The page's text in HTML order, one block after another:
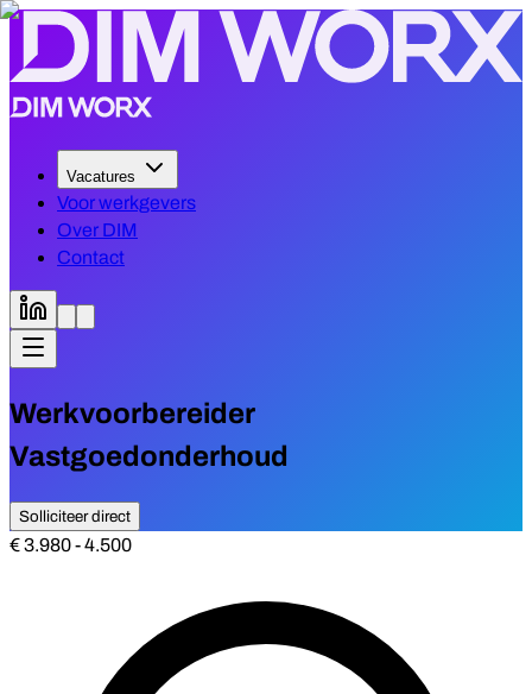
Vacatures
Voor werkgevers
Over DIM
Contact
Werkvoorbereider
Vastgoedonderhoud
Solliciteer direct
€ 3.980 - 4.500